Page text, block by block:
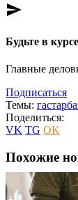
send
Будьте в
Главные
Подписаться
Темы:
Поделиться:
VK TG OK
Похожие